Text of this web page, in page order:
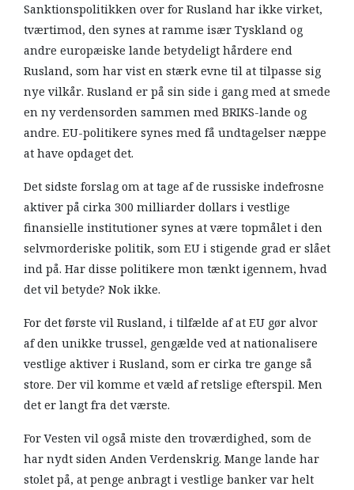
Sanktionspolitikken over for Rusland har ikke virket,
tværtimod, den synes at ramme især Tyskland og
andre europæiske lande betydeligt hårdere end
Rusland, som har vist en stærk evne til at tilpasse sig
nye vilkår. Rusland er på sin side i gang med at smede
en ny verdensorden sammen med BRIKS-lande og
andre. EU-politikere synes med få undtagelser næppe
at have opdaget det.
Det sidste forslag om at tage af de russiske indefrosne
aktiver på cirka 300 milliarder dollars i vestlige
finansielle institutioner synes at være topmålet i den
selvmorderiske politik, som EU i stigende grad er slået
ind på. Har disse politikere mon tænkt igennem, hvad
det vil betyde? Nok ikke.
For det første vil Rusland, i tilfælde af at EU gør alvor
af den unikke trussel, gengælde ved at nationalisere
vestlige aktiver i Rusland, som er cirka tre gange så
store. Der vil komme et væld af retslige efterspil. Men
det er langt fra det værste.
For Vesten vil også miste den troværdighed, som de
har nydt siden Anden Verdenskrig. Mange lande har
stolet på, at penge anbragt i vestlige banker var helt